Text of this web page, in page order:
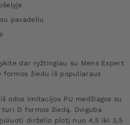
pavadeliu
dar ryžtingiau su Mens Expert
žiedu iš populiaraus
odos imitacijos PU medžiagos su
D formos žiedą. Dviguba
dirželio plotį nuo 4,5 iki 3,5